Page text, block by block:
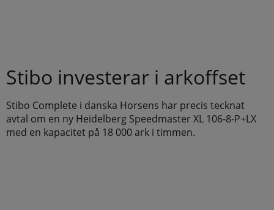
Stibo investerar i arkoffset
Stibo Complete i danska Horsens har precis tecknat
avtal om en ny Heidelberg Speedmaster XL 106-8-P+LX
med en kapacitet på 18 000 ark i timmen.